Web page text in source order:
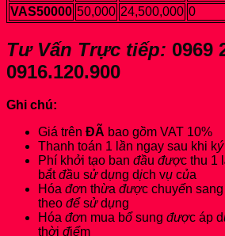
VAS50000 50,000 24,500,000 0
Tư Vấn Trực tiếp: 0969
0916.120.900
Ghi chú:
Giá trên ĐÃ bao gồm VAT 10%
Thanh toán 1 l ần ngay sau khi ký
Phí khởi tạo ban đầu được thu 1 l
bắtđầu sửdụng dịch vụ của
Hóa đơn thừa được chuyển sang
theo đểsửdụng
Hóa đơn mua bổsung được áp d
thời điểm